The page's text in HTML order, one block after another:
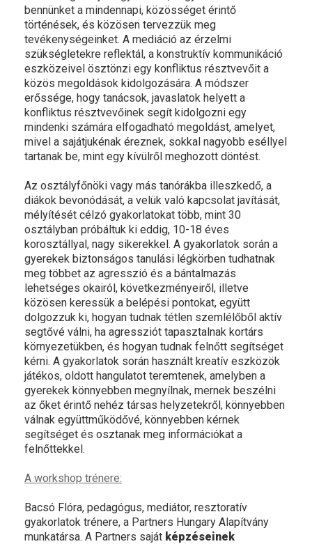
bennünket a mindennapi, közösséget érintő
történések, és közösen tervezzük meg
tevékenységeinket. A mediáció az érzelmi
szükségletekre reflektál, a konstruktív kommunikáció
eszközeivel ösztönzi egy konfliktus résztvevőit a
közös megoldások kidolgozására. A módszer
erőssége, hogy tanácsok, javaslatok helyett a
konfliktus résztvevőinek segít kidolgozni egy
mindenki számára elfogadható megoldást, amelyet,
mivel a sajátjukénak éreznek, sokkal nagyobb eséllyel
tartanak be, mint egy kívülről meghozott döntést.
Az osztályfőnöki vagy más tanórákba illeszkedő, a
diákok bevonódását, a velük való kapcsolat javítását,
mélyítését célzó gyakorlatokat több, mint 30
osztályban próbáltuk ki eddig, 10-18 éves
korosztállyal, nagy sikerekkel. A gyakorlatok során a
gyerekek biztonságos tanulási légkörben tudhatnak
meg többet az agresszió és a bántalmazás
lehetséges okairól, következményeiről, illetve
közösen keressük a belépési pontokat, együtt
dolgozzuk ki, hogyan tudnak tétlen szemlélőből aktív
segtővé válni, ha agressziót tapasztalnak kortárs
környezetükben, és hogyan tudnak felnőtt segítséget
kérni. A gyakorlatok során használt kreatív eszközök
játékos, oldott hangulatot teremtenek, amelyben a
gyerekek könnyebben megnyílnak, mernek beszélni
az őket érintő nehéz társas helyzetekről, könnyebben
válnak együttműködővé, könnyebben kérnek
segítséget és osztanak meg információkat a
felnőttekkel.
A workshop trénere:
Bacsó Flóra, pedagógus, mediátor, resztoratív
gyakorlatok trénere, a Partners Hungary Alapítvány
munkatársa. A Partners saját képzéseinek